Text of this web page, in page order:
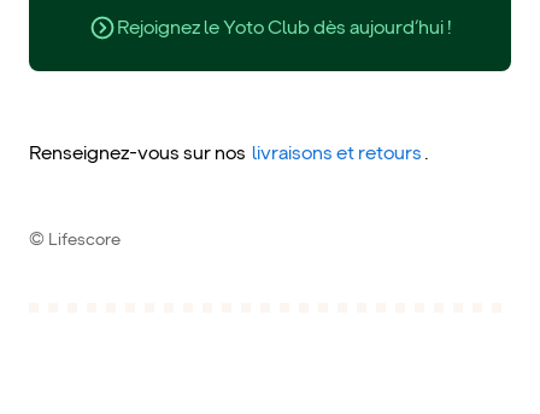
Rejoignez le Yoto Club dès aujourd’hui !
Renseignez-vous sur nos livraisons et retours .
© Lifescore